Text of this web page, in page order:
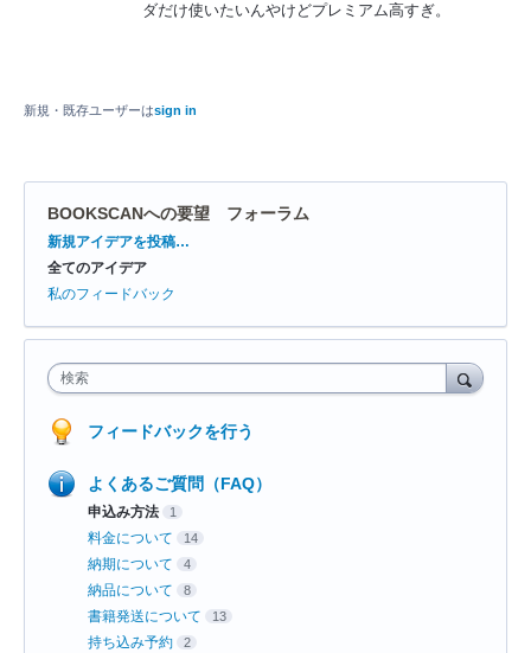
ダだけ使いたいんやけどプレミアム高すぎ。
新規・既存ユーザーはsign in
BOOKSCANへの要望 フォーラム
カ
ゴ
リ
新規アイデアを投稿…
全てのアイデア
私のフィードバック
検索
フィードバックを行う
よくあるご質問（FAQ）
申込み方法 1
料金について 14
納期について 4
納品について 8
書籍発送について 13
持ち込み予約 2